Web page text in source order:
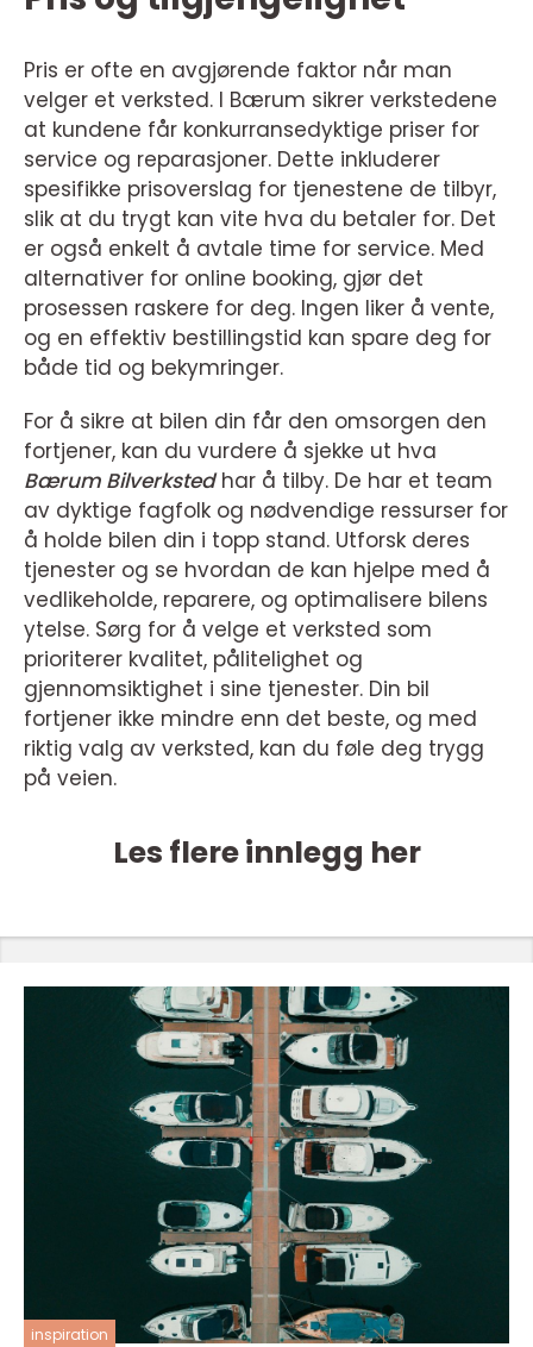
Pris er ofte en avgjørende faktor når man
velger et verksted. I Bærum sikrer verkstedene
at kundene får konkurransedyktige priser for
service og reparasjoner. Dette inkluderer
spesifikke prisoverslag for tjenestene de tilbyr,
slik at du trygt kan vite hva du betaler for. Det
er også enkelt å avtale time for service. Med
alternativer for online booking, gjør det
prosessen raskere for deg. Ingen liker å vente,
og en effektiv bestillingstid kan spare deg for
både tid og bekymringer.
For å sikre at bilen din får den omsorgen den
fortjener, kan du vurdere å sjekke ut hva
Bærum Bilverkstedhar å tilby. De har et team
av dyktige fagfolk og nødvendige ressurser for
å holde bilen din i topp stand. Utforsk deres
tjenester og se hvordan de kan hjelpe med å
vedlikeholde, reparere, og optimalisere bilens
ytelse. Sørg for å velge et verksted som
prioriterer kvalitet, pålitelighet og
gjennomsiktighet i sine tjenester. Din bil
fortjener ikke mindre enn det beste, og med
riktig valg av verksted, kan du føle deg trygg
på veien.
Les flere innlegg her
inspiration